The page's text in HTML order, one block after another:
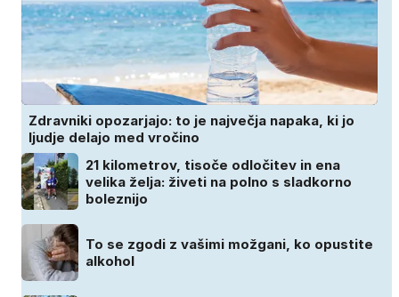
Zdravniki opozarjajo: to je največja napaka, ki jo
ljudje delajo med vročino
21 kilometrov, tisoče odločitev in ena
velika želja: živeti na polno s sladkorno
boleznijo
To se zgodi z vašimi možgani, ko opustite
alkohol